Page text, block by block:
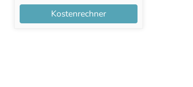
Kostenrechner